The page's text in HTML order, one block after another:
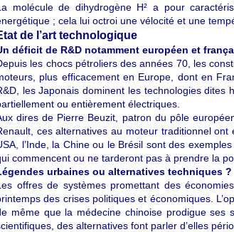
molécule de dihydrogène H² a pour
; cela lui octroi une vélocité et une
de l’art technologique
déficit de R&D notamment européen et
les chocs pétroliers des années 70, les
plus efficacement en Europe, dont en
les Japonais dominent les technologies
ou entièrement électriques.
dires de Pierre Beuzit, patron du pôle
ces alternatives au moteur traditionnel
l’Inde, la Chine ou le Brésil sont des
commencent ou ne tarderont pas à prendre la
urbaines ou alternatives techniques ?
offres de systèmes promettant des
des crises politiques et économiques.
même que la médecine chinoise prodigue ses
des alternatives font parler d’elles